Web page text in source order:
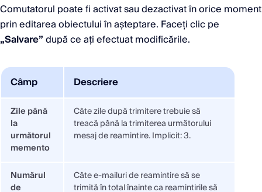
Comutatorul poate fi activat sau dezactivat în orice moment
prin editarea obiectului în așteptare. Faceți clic pe
„Salvare”după ce ați efectuat modificările.
Câmp Descriere
Zile până
la
următorul
memento
Câte zile după trimitere trebuie să
treacă până la trimiterea următorului
mesaj de reamintire. Implicit: 3.
Numărul
de
Câte e-mailuri de reamintire să se
trimită în total înainte ca reamintirile să